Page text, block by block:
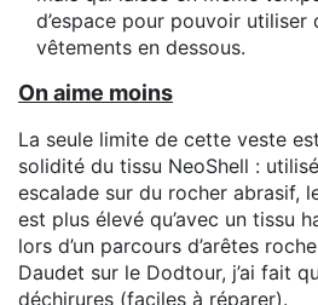
d’espace pour pouvoir utiliser
vêtements en dessous.
On aime moins
La seule limite de cette veste
solidité du tissu NeoShell :
escalade sur du rocher abrasif,
est plus élevé qu’avec un tissu
lors d’un parcours d’arêtes
Daudet sur le Dodtour, j’ai fait
déchirures (faciles à réparer).